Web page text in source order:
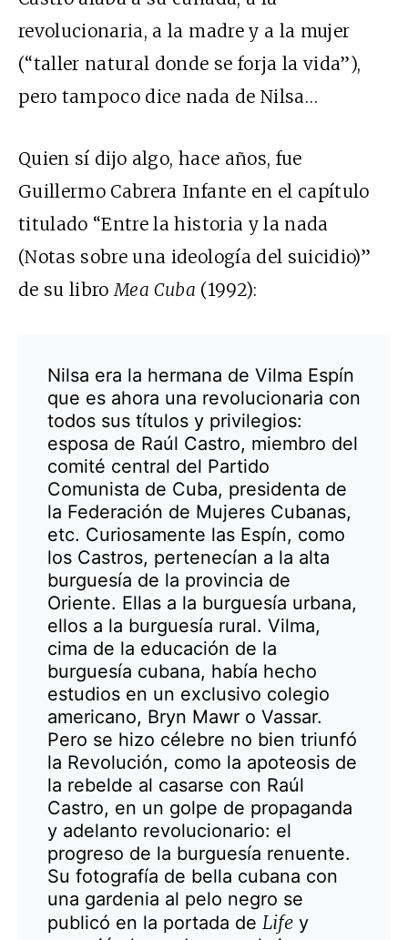
revolucionaria, a la madre y a la mujer
(“taller natural donde se forja la vida”),
pero tampoco dice nada de Nilsa…
Quien sí dijo algo, hace años, fue
Guillermo Cabrera Infante en el capítulo
titulado “Entre la historia y la nada
(Notas sobre una ideología del suicidio)”
de su libroMea Cuba (1992):
Nilsa era la hermana de Vilma Espín
que es ahora una revolucionaria con
todos sus títulos y privilegios:
esposa de Raúl Castro, miembro del
comité central del Partido
Comunista de Cuba, presidenta de
la Federación de Mujeres Cubanas,
etc. Curiosamente las Espín, como
los Castros, pertenecían a la alta
burguesía de la provincia de
Oriente. Ellas a la burguesía urbana,
ellos a la burguesía rural. Vilma,
cima de la educación de la
burguesía cubana, había hecho
estudios en un exclusivo colegio
americano, Bryn Mawr o Vassar.
Pero se hizo célebre no bien triunfó
la Revolución, como la apoteosis de
la rebelde al casarse con Raúl
Castro, en un golpe de propaganda
y adelanto revolucionario: el
progreso de la burguesía renuente.
Su fotografía de bella cubana con
una gardenia al pelo negro se
publicó en la portada de Life y